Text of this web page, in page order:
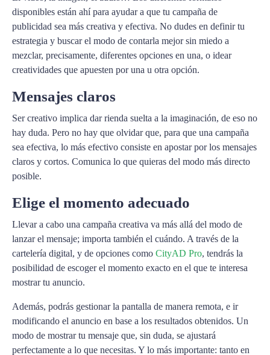
disponibles están ahí para ayudar a que tu campaña de
publicidad sea más creativa y efectiva. No dudes en definir tu
estrategia y buscar el modo de contarla mejor sin miedo a
mezclar, precisamente, diferentes opciones en una, o idear
creatividades que apuesten por una u otra opción.
Mensajes claros
Ser creativo implica dar rienda suelta a la imaginación, de eso no
hay duda. Pero no hay que olvidar que, para que una campaña
sea efectiva, lo más efectivo consiste en apostar por los mensajes
claros y cortos. Comunica lo que quieras del modo más directo
posible.
Elige el momento adecuado
Llevar a cabo una campaña creativa va más allá del modo de
lanzar el mensaje; importa también el cuándo. A través de la
cartelería digital, y de opciones como CityAD Pro, tendrás la
posibilidad de escoger el momento exacto en el que te interesa
mostrar tu anuncio.
Además, podrás gestionar la pantalla de manera remota, e ir
modificando el anuncio en base a los resultados obtenidos. Un
modo de mostrar tu mensaje que, sin duda, se ajustará
perfectamente a lo que necesitas. Y lo más importante: tanto en